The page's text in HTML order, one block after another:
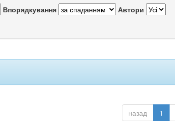
Впорядкування Автори
назад 1